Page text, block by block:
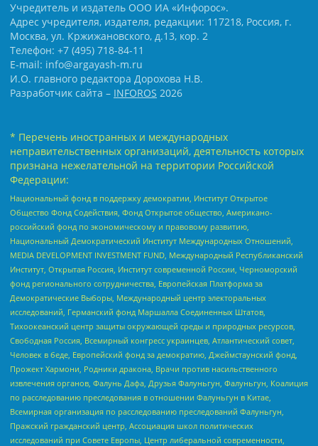
Учредитель и издатель ООО ИА «Инфорос».
Адрес учредителя, издателя, редакции: 117218, Россия, г.
Москва, ул. Кржижановского, д.13, кор. 2
Телефон: +7 (495) 718-84-11
E-mail: info@argayash-m.ru
И.О. главного редактора Дорохова Н.В.
Разработчик сайта – INFOROS 2026
* Перечень иностранных и международных
неправительственных организаций, деятельность которых
признана нежелательной на территории Российской
Федерации:
Национальный фонд в поддержку демократии, Институт Открытое
Общество Фонд Содействия, Фонд Открытое общество, Американо-
российский фонд по экономическому и правовому развитию,
Национальный Демократический Институт Международных Отношений,
MEDIA DEVELOPMENT INVESTMENT FUND, Международный Республиканский
Институт, Открытая Россия, Институт современной России, Черноморский
фонд регионального сотрудничества, Европейская Платформа за
Демократические Выборы, Международный центр электоральных
исследований, Германский фонд Маршалла Соединенных Штатов,
Тихоокеанский центр защиты окружающей среды и природных ресурсов,
Свободная Россия, Всемирный конгресс украинцев, Атлантический совет,
Человек в беде, Европейский фонд за демократию, Джеймстаунский фонд,
Прожект Хармони, Родники дракона, Врачи против насильственного
извлечения органов, Фалунь Дафа, Друзья Фалуньгун, Фалуньгун, Коалиция
по расследованию преследования в отношении Фалуньгун в Китае,
Всемирная организация по расследованию преследований Фалуньгун,
Пражский гражданский центр, Ассоциация школ политических
исследований при Совете Европы, Центр либеральной современности,